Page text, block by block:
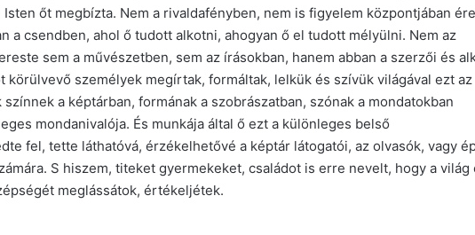
őt megbízta. Nem a rivaldafényben, nem is figyelem központjában
a csendben, ahol ő tudott alkotni, ahogyan ő el tudott mélyülni. Nem az
sem a művészetben, sem az írásokban, hanem abban a szerzői és
körülvevő személyek megírtak, formáltak, lelkük és szívük világával ezt az
a képtárban, formának a szobrászatban, szónak a mondatokban
mondanivalója. És munkája által ő ezt a különleges belső
fel, tette láthatóvá, érzékelhetővé a képtár látogatói, az olvasók, vagy
S hiszem, titeket gyermekeket, családot is erre nevelt, hogy a világ
meglássátok, értékeljétek.